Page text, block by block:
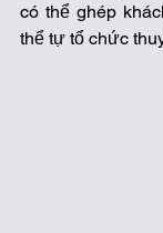
có thể ghép
thể tự tổ chức